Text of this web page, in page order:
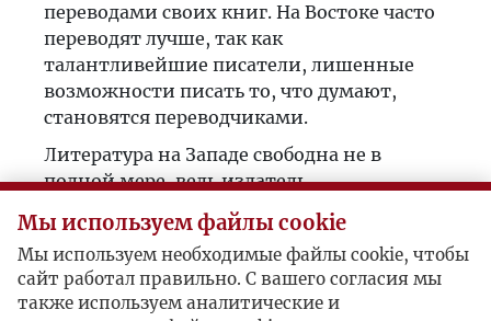
переводами своих книг. На Востоке часто
переводят лучше, так как
талантливейшие писатели, лишенные
возможности писать то, что думают,
становятся переводчиками.
Литература на Западе свободна не в
полной мере, ведь издатель,
заинтересованный в продаже как можно
больших тиражей, убеждает писателя
подлаживаться под вкусы масс. Раньше,
когда писатель писал только для
читательской элиты, когда не родилось
Мы используем файлы cookie
Мы используем необходимые файлы cookie, чтобы
сайт работал правильно. С вашего согласия мы
также используем аналитические и